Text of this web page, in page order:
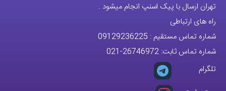
تهران ارسال با پیک اسنپ انجام میشود .
راه های ارتباطی
شماره تماس مستقیم : 09129236225
شماره تماس ثابت: 26746972
-021
تلگرام